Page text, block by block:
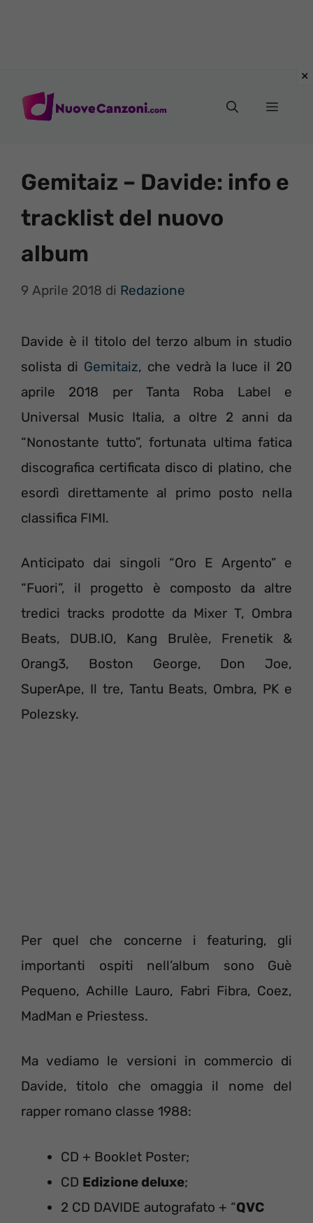
Menu
Gemitaiz – Davide: info e
tracklist del nuovo
album
9 Aprile 2018 di Redazione
Davide è il titolo del terzo album in studio
solista di Gemitaiz, che vedrà la luce il 20
aprile 2018 per Tanta Roba Label e
Universal Music Italia, a oltre 2 anni da
“Nonostante tutto”, fortunata ultima fatica
discografica certificata disco di platino, che
esordì direttamente al primo posto nella
classifica FIMI.
Anticipato dai singoli “Oro E Argento” e
“Fuori”, il progetto è composto da altre
tredici tracks prodotte da Mixer T, Ombra
Beats, DUB.IO, Kang Brulèe, Frenetik &
Orang3, Boston George, Don Joe,
SuperApe, Il tre, Tantu Beats, Ombra, PK e
Polezsky.
Per quel che concerne i featuring, gli
importanti ospiti nell’album sono Guè
Pequeno, Achille Lauro, Fabri Fibra, Coez,
MadMan e Priestess.
Ma vediamo le versioni in commercio di
Davide, titolo che omaggia il nome del
rapper romano classe 1988:
CD + Booklet Poster;
CD Edizione deluxe;
2 CD DAVIDE autografato + “QVC